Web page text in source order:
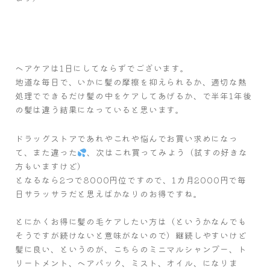
ヘアケアは1日にしてならずでございます。
地道な毎日で、いかに髪の摩擦を抑えられるか、適切な熱
処理でできるだけ髪の中をケアしてあげるか、で半年1年後
の髪は違う結果になっていると思います。
ドラッグストアであれやこれや悩んでお買い求めになっ
て、また違った
、次はこれ買ってみよう（試すの好きな
方もいますけど）
となるなら2つで8000円位ですので、1カ月2000円で毎
日サラッサラだと思えばかなりのお得ですね。
とにかくお得に髪の毛ケアしたい方は（というかなんでも
そうですが続けないと意味がないので）継続しやすいけど
髪に良い、というのが、こちらのミニマルシャンプー、ト
リートメント、ヘアパック、ミスト、オイル、になりま